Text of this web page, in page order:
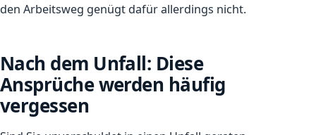
den Arbeitsweg genügt dafür allerdings nicht.
Nach dem Unfall: Diese
Ansprüche werden häufig
vergessen